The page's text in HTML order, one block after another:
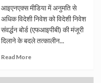
आइएनएक्स मीडिया में अनुमति से
अधिक विदेशी निवेश को विदेशी निवेश
संव‌र्द्धन बोर्ड (एफआइपीबी) की मंजूरी
दिलाने के बदले तत्कालीन...
Read More